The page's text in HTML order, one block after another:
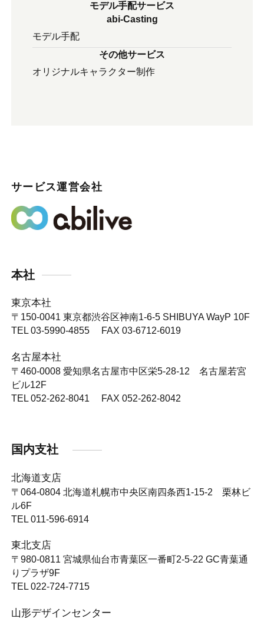
モデル手配サービス
abi-Casting
モデル⼿配
その他サービス
オリジナルキャラクター制作
サービス運営会社
本社
東京本社
〒150-0041 東京都渋谷区神南1-6-5 SHIBUYA WayP 10F
TEL 03-5990-4855 FAX 03-6712-6019
名古屋本社
〒460-0008愛知県名古屋市中区栄5-28-12 名古屋若宮
ビル12F
TEL 052-262-8041 FAX 052-262-8042
国内支社
北海道支店
〒064-0804北海道札幌市中央区南四条西1-15-2 栗林ビ
ル6F
TEL 011-596-6914
東北支店
〒980-0811 宮城県仙台市青葉区一番町2-5-22 GC青葉通
りプラザ9F
TEL 022-724-7715
山形デザインセンター